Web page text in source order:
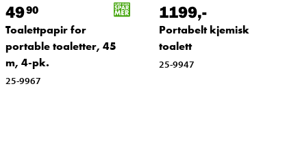
4990
Toalettpapir for
portable toaletter, 45
m, 4-pk.
25-9967
1199,-
Portabelt kjemisk
toalett
25-9947